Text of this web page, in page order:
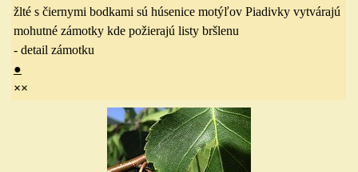
žlté s čiernymi bodkami sú húsenice motýľov Piadivky vytvárajú
mohutné zámotky kde požierajú listy bršlenu
- detail zámotku
●
××